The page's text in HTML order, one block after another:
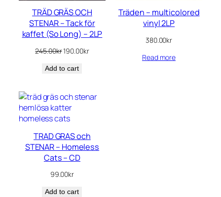
TRÄD GRÄS OCH
STENAR – Tack för
kaffet (So Long) – 2LP
245.00krOriginal
was:
190.00krCurrent
Add to cart
Träden – multicolored
vinyl 2LP
380.00kr
Read more
TRAD GRAS och
STENAR – Homeless
Cats – CD
99.00kr
Add to cart